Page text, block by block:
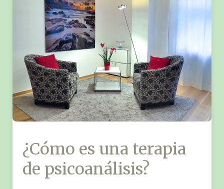
¿Cómo es una terapia
de psicoanálisis?